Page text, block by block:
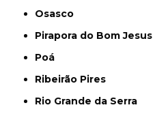
Osasco
Pirapora do Bom Jesus
Poá
Ribeirão Pires
Rio Grande da Serra